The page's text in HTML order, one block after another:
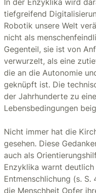
In der Enzyklika wird
tiefgreifend
Robotik unsere Welt
nicht als
Gegenteil, sie ist von
verwurzelt, als eine
die an die Autonomie
geknüpft ist. Die
der Jahrhunderte zu
Lebensbedingungen
Nicht immer hat die
gesehen. Diese
auch als
Enzyklika warnt
Entmenschlichung (s. S.
die Menschheit Opfer